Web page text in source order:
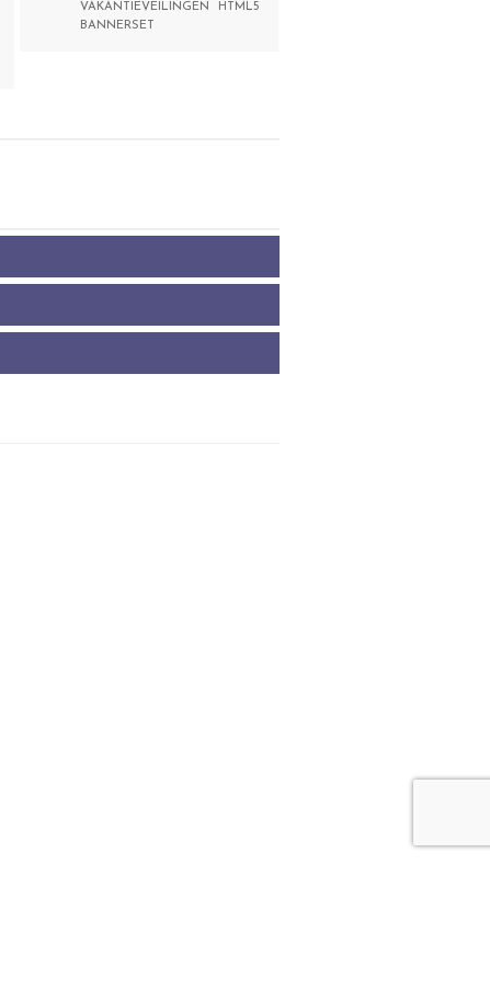
VAKANTIEVEILINGEN HTML5
BANNERSET